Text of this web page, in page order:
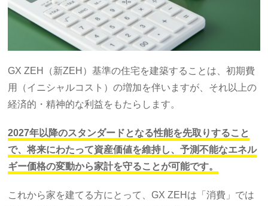
GX ZEH（新ZEH）基準の住宅を建築することは、初期費
用（イニシャルコスト）の増加を伴いますが、それ以上の
経済的・精神的な利益をもたらします。
2027年以降のスタンダードとなる性能を先取りすること
で、将来にわたって資産価値を維持し、予測不能なエネル
ギー価格の変動から家計を守ることが可能です。
これから家を建てる方にとって、GX ZEHは「消費」では